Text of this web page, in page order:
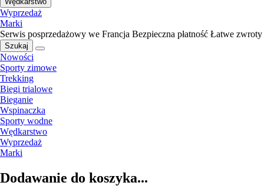
Wyprzedaż
Marki
Serwis posprzedażowy we Francja Bezpieczna płatność Łatwe zwroty
Szukaj
Nowości
Sporty zimowe
Trekking
Biegi trialowe
Bieganie
Wspinaczka
Sporty wodne
Wędkarstwo
Wyprzedaż
Marki
Dodawanie do koszyka...